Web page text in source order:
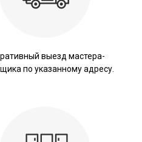
выезд мастера-
по указанному адресу.